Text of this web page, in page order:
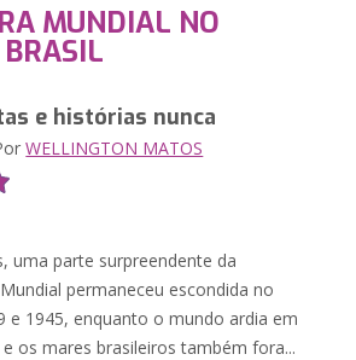
MUNDIAL NO
e histórias nunca
WELLINGTON MATOS
uma parte surpreendente da
permaneceu escondida no
e 1945, enquanto o mundo ardia em
os mares brasileiros também fora...